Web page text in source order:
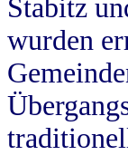
Stabitz
wurden